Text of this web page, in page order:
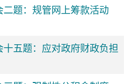
二题：规管网上筹款活动
十五题：应对政府财政负担